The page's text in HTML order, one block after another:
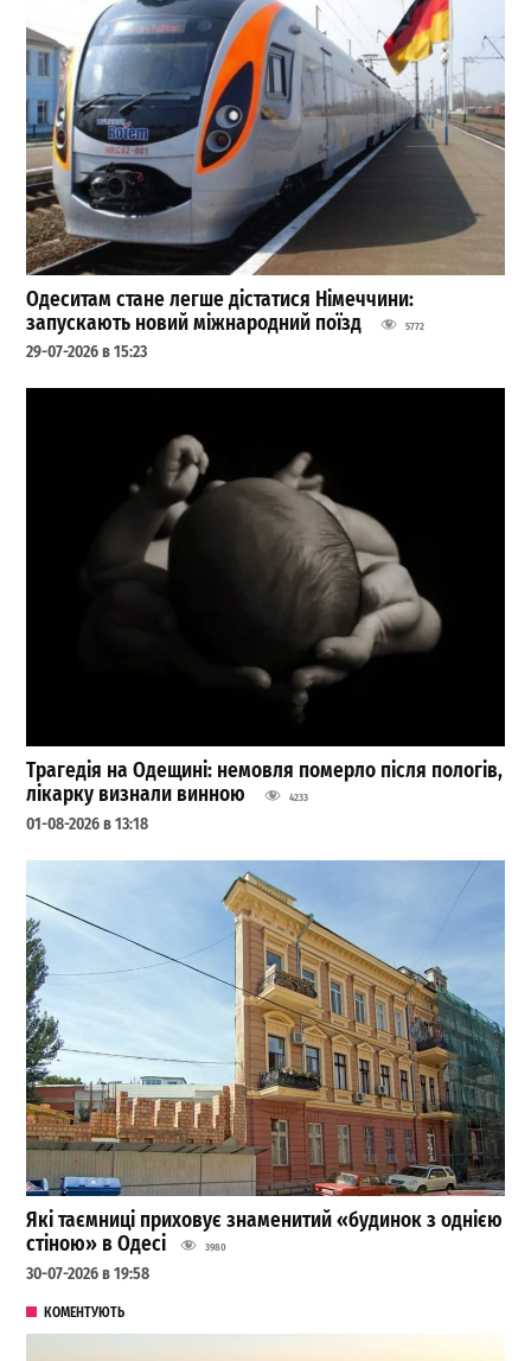
Одеситам стане легше дістатися Німеччини:
запускають новий міжнародний поїзд
5772
29-07-2026 в 15:23
Трагедія на Одещині: немовля померло після пологів,
лікарку визнали винною
4233
01-08-2026 в 13:18
Які таємниці приховує знаменитий «будинок з однією
стіною» в Одесі
3980
30-07-2026 в 19:58
КОМЕНТУЮТЬ